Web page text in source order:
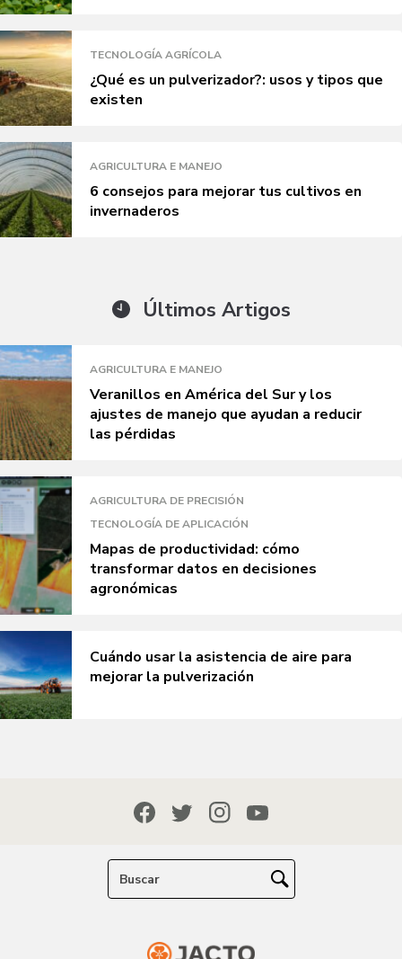
TECNOLOGÍA AGRÍCOLA
¿Qué es un pulverizador?: usos y tipos que
existen
AGRICULTURA E MANEJO
6 consejos para mejorar tus cultivos en
invernaderos
Últimos Artigos
AGRICULTURA E MANEJO
Veranillos en América del Sur y los
ajustes de manejo que ayudan a reducir
las pérdidas
AGRICULTURA DE PRECISIÓN
TECNOLOGÍA DE APLICACIÓN
Mapas de productividad: cómo
transformar datos en decisiones
agronómicas
Cuándo usar la asistencia de aire para
mejorar la pulverización